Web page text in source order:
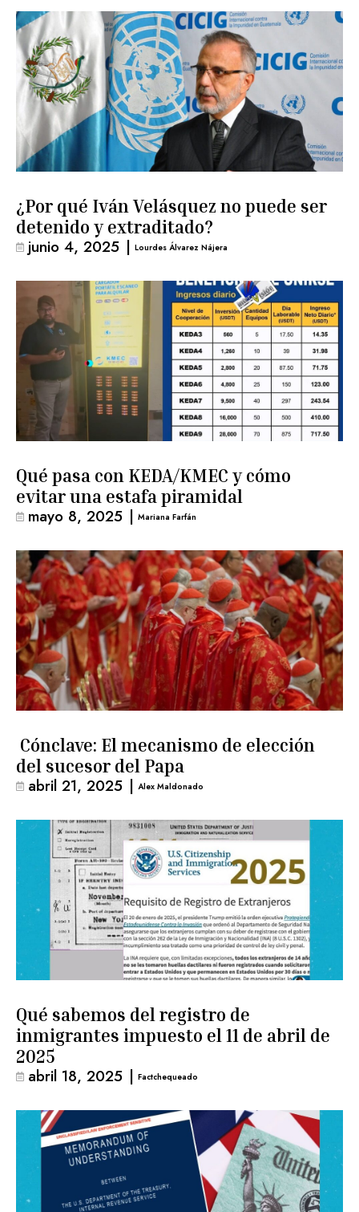
¿Por qué Iván Velásquez no puede ser
detenido y extraditado?
junio 4, 2025 | Lourdes Álvarez Nájera
Qué pasa con KEDA/KMEC y cómo
evitar una estafa piramidal
mayo 8, 2025 | Mariana Farfán
Cónclave: El mecanismo de elección
del sucesor del Papa
abril 21, 2025 | Alex Maldonado
Qué sabemos del registro de
inmigrantes impuesto el 11 de abril de
2025
abril 18, 2025 | Factchequeado